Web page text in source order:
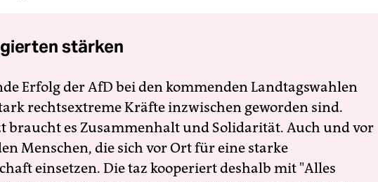
stärken
Erfolg der AfD bei den kommenden Landtagswahlen
rechtsextreme Kräfte inzwischen geworden sind.
braucht es Zusammenhalt und Solidarität. Auch und vor
Menschen, die sich vor Ort für eine starke
einsetzen. Die taz kooperiert deshalb mit "Alles